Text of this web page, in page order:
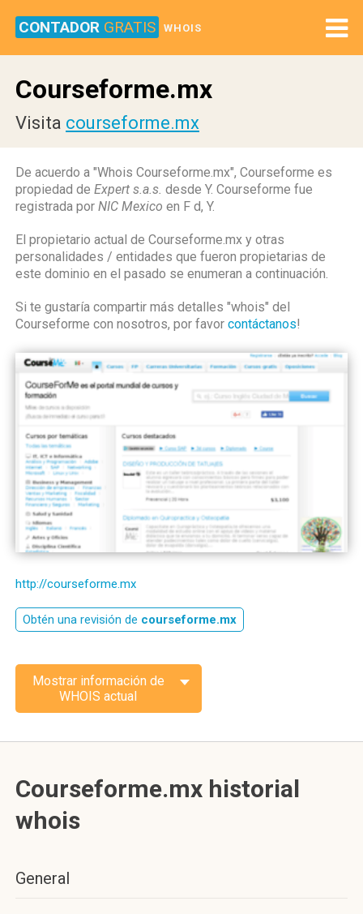
CONTADOR GRATIS WHOIS
Courseforme.mx
Visita courseforme.mx
De acuerdo a "Whois Courseforme.mx", Courseforme es
propiedad de Expert s.a.s. desde Y. Courseforme fue
registrada por NIC Mexico en F d, Y.
El propietario actual de Courseforme.mx y otras
personalidades / entidades que fueron propietarias de
este dominio en el pasado se enumeran a continuación.
Si te gustaría compartir más detalles "whois" del
Courseforme con nosotros, por favor contáctanos!
http://courseforme.mx
Obtén una revisión de courseforme.mx
Mostrar información de
WHOIS actual
Courseforme.mx historial
whois
General